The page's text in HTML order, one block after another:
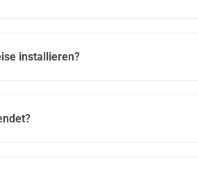
installieren?